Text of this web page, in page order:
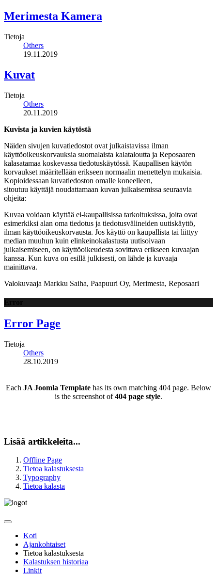
Merimesta Kamera
Tietoja
Others
19.11.2019
Kuvat
Tietoja
Others
20.11.2019
Kuvista ja kuvien käytöstä
Näiden sivujen kuvatiedostot ovat julkaistavissa ilman
käyttöoikeuskorvauksia suomalaista kalataloutta ja Reposaaren
kalasatamaa koskevassa tiedotuskäytössä. Kaupallisen käytön
korvaukset määritellään erikseen normaalin menettelyn mukaisia.
Kopioidessaan kuvatiedoston omalle koneelleen,
sitoutuu käyttäjä noudattamaan kuvan julkaisemissa seuraavia
ohjeita:
Kuvaa voidaan käyttää ei-kaupallisissa tarkoituksissa, joita ovat
esimerkiksi alan oma tiedotus ja tiedotusvälineiden uutiskäyttö,
ilman käyttöoikeuskorvausta. Jos käyttö on kaupallista tai liittyy
median muuhun kuin elinkeinokalastusta uutisoivaan
julkaisemiseen, on käyttöoikeudesta sovittava erikseen kuvaajan
kanssa. Kun kuva on esillä julkisesti, on lähde ja kuvaaja
mainittava.
Valokuvaaja Markku Saiha, Paapuuri Oy, Merimesta, Reposaari
Error
Error Page
Tietoja
Others
28.10.2019
Each JA Joomla Template has its own matching 404 page. Below
is the screenshot of404 page style.
Lisää artikkeleita...
Offline Page
Tietoa kalastuksesta
Typography
Tietoa kalasta
Koti
Ajankohtaiset
Tietoa kalastuksesta
Kalastuksen historiaa
Linkit